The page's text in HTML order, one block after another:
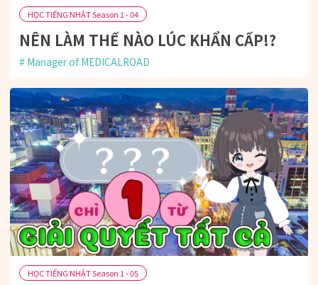
HỌC TIẾNG NHẬT Season 1 - 04
NÊN LÀM THẾ NÀO LÚC KHẨN CẤP!?
Manager of MEDICALROAD
HỌC TIẾNG NHẬT Season 1 - 05